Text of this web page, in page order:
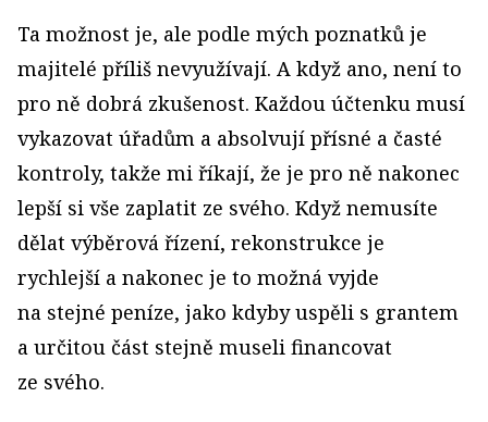
Ta možnost je, ale podle mých poznatků je
majitelé příliš nevyužívají. A když ano, není to
pro ně dobrá zkušenost. Každou účtenku musí
vykazovat úřadům a absolvují přísné a časté
kontroly, takže mi říkají, že je pro ně nakonec
lepší si vše zaplatit ze svého. Když nemusíte
dělat výběrová řízení, rekonstrukce je
rychlejší a nakonec je to možná vyjde
na stejné peníze, jako kdyby uspěli s grantem
a určitou část stejně museli financovat
ze svého.